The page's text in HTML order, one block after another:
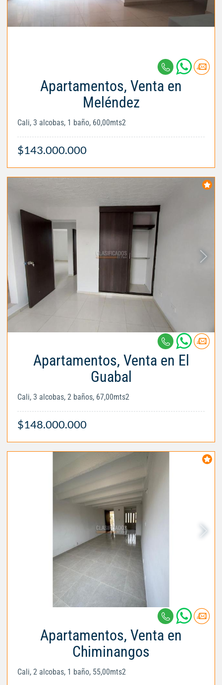
Apartamentos, Venta en
Meléndez
Cali, 3 alcobas, 1 baño, 60,00mts2
$143.000.000
Apartamentos, Venta en El
Guabal
Cali, 3 alcobas, 2 baños, 67,00mts2
$148.000.000
Apartamentos, Venta en
Chiminangos
Cali, 2 alcobas, 1 baño, 55,00mts2